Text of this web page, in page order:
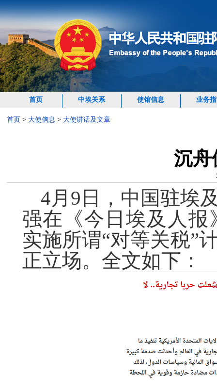
首页 中埃关系 使馆信息 业务
首页 > 大使信息 > 大使讲话及文章
沉舟
4月9日，中国驻埃
强在《今日埃及人
实施所谓“对等关税”
正立场。全文如下：